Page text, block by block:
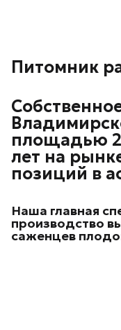
Питомник
площадью
лет на
позиций в
Наша главная
производство
саженцев